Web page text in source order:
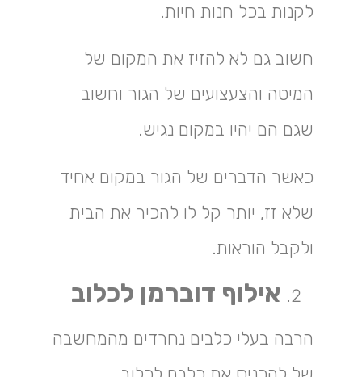
לקנות בכל חנות חיות.
חשוב גם לא להזיז את המקום של
המיטה והצעצועים של הגור וחשוב
שגם הם יהיו במקום נגיש.
כאשר הדברים של הגור במקום אחיד
שלא זז, יותר קל לו להכיר את הבית
ולקבל הוראות.
אילוף דוברמן לכלוב
הרבה בעלי כלבים נחרדים מהמחשבה